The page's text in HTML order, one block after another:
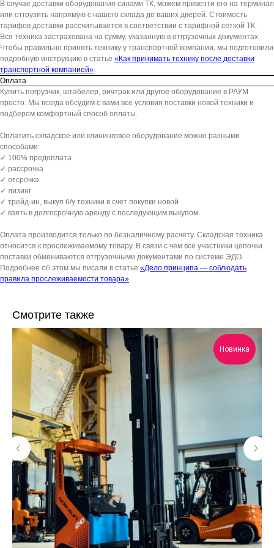
В случае доставки оборудования силами ТК, можем привезти его на терминал
или отгрузить напрямую с нашего склада до ваших дверей. Стоимость
тарифов доставки рассчитывается в соответствии с тарифной сеткой ТК.
Вся техника застрахована на сумму, указанную в отгрузочных документах.
Чтобы правильно принять технику у транспортной компании, мы подготовили
подробную инструкцию в статье «Как принимать технику после доставки
транспортной компанией».
Оплата
Купить погрузчик, штабелер, ричтрак или другое оборудование в РАУМ
просто. Мы всегда обсудим с вами все условия поставки новой техники и
подберем комфортный способ оплаты.
Оплатить складское или клининговое оборудование можно разными
способами:
✓ 100% предоплата
✓ рассрочка
✓ отсрочка
✓ лизинг
✓ трейд-ин, выкуп б/у техники в счет покупки новой
✓ взять в долгосрочную аренду с последующим выкупом.
Оплата производится только по безналичному расчету. Складская техника
относится к прослеживаемому товару. В связи с чем все участники цепочки
поставки обмениваются отгрузочными документами по системе ЭДО.
Подробнее об этом мы писали в статье «Дело принципа — соблюдать
правила прослеживаемости товара»
Смотрите также
Новинка